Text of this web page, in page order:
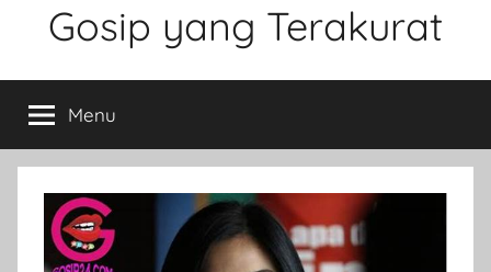
Gosip yang Terakurat
Tentang
Ke
Gosipan
Berbagai
Kalangan
Menu